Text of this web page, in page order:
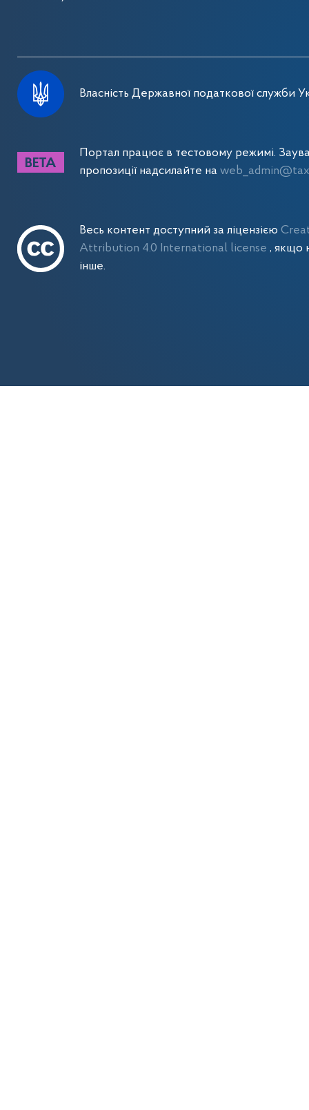
Власність Державної податкової служби
Портал працює в тестовому режимі.
пропозиції надсилайте на
Весь контент доступний за ліцензією
Attribution 4.0 International license , якщо
інше.